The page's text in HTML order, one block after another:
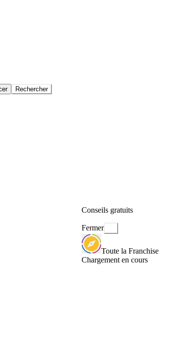
Rechercher
Conseils gratuits
Fermer
Toute la Franchise
Chargement en cours